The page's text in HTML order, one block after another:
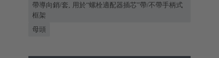
帶導向銷/套, 用於“螺栓適配器插芯”帶/不帶手柄式
框架
母頭